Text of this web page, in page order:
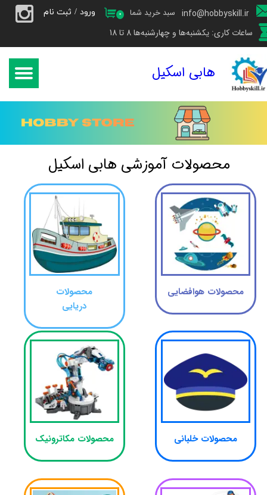
info@hobbyskill.ir
ساعات کاری: یکشنبه‌ها و چهارشنبه‌ها 8 تا 18
۰ سبد خرید شما ورود / ثبت نام
حساب کاربری من
سفارشات
خروج از حساب کاربری
هابی اسکیل
محصولات آموزشی هابی اسکیل
​محصولات هوافضایی
محصولات
دریایی
محصولات خلبانی​​​​​​​ محصولات مکاترونیک​​​​​​​